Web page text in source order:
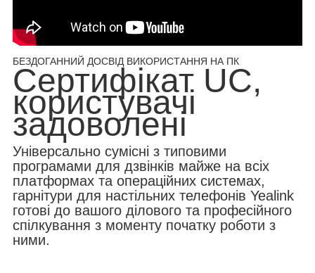
БЕЗДОГАННИЙ ДОСВІД ВИКОРИСТАННЯ НА ПК
Сертифікат UC,
користувачі
задоволені
Універсально сумісні з типовими
програмами для дзвінків майже на всіх
платформах та операційних системах,
гарнітури для настільних телефонів Yealink
готові до вашого ділового та професійного
спілкування з моменту початку роботи з
ними.